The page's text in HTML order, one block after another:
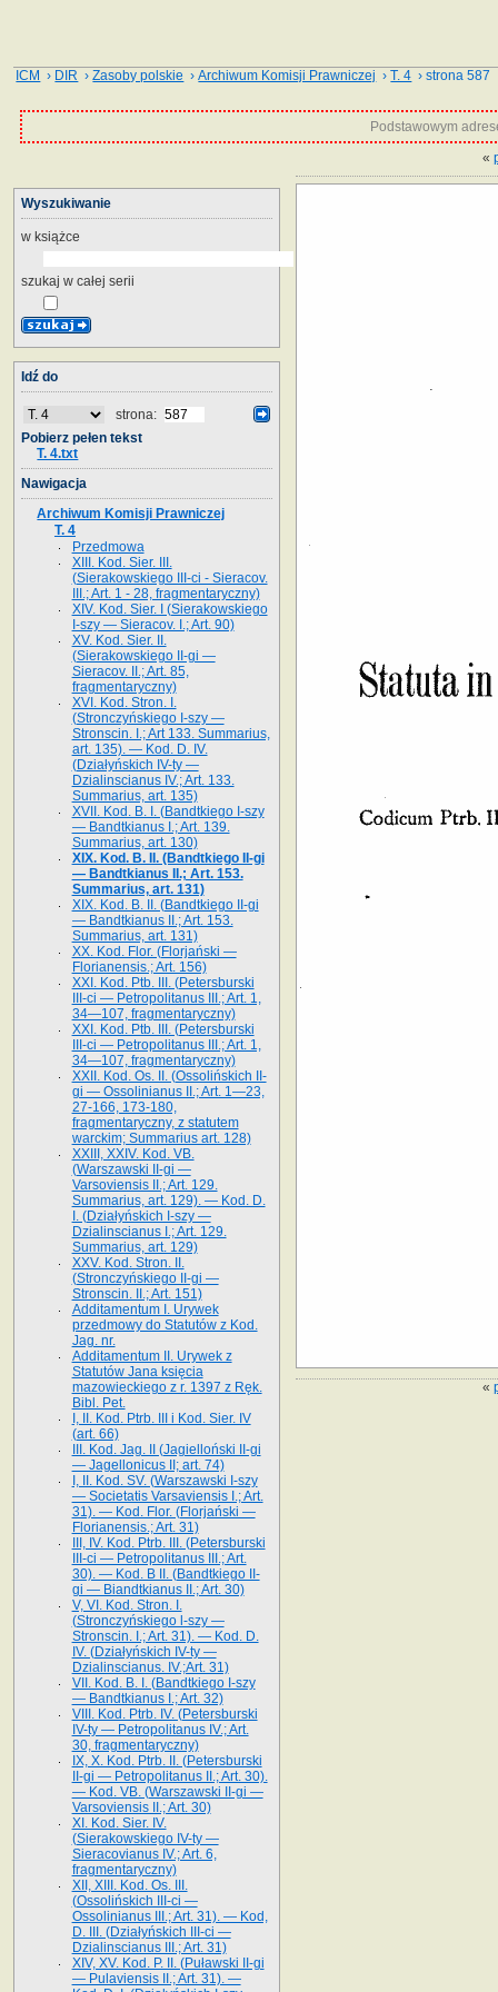
ICM › DIR ›Zasoby polskie ›Archiwum Komisji Prawniczej ›T. 4 › strona 587
Podstawowym
«
«
Wyszukiwanie
w książce
szukaj w całej serii
Idź do
strona:
Pobierz pełen tekst
T. 4.txt
Nawigacja
Archiwum Komisji Prawniczej
T. 4
Przedmowa
XIII. Kod. Sier. III.
(Sierakowskiego III-ci - Sieracov.
III.; Art. 1 - 28, fragmentaryczny)
XIV. Kod. Sier. I (Sierakowskiego
I-szy — Sieracov. I.; Art. 90)
XV. Kod. Sier. II.
(Sierakowskiego II-gi —
Sieracov. II.; Art. 85,
fragmentaryczny)
XVI. Kod. Stron. I.
(Stronczyńskiego I-szy —
Stronscin. I.; Art 133. Summarius,
art. 135). — Kod. D. IV.
(Działyńskich IV-ty —
Dzialinscianus IV.; Art. 133.
Summarius, art. 135)
XVII. Kod. B. I. (Bandtkiego I-szy
— Bandtkianus I.; Art. 139.
Summarius, art. 130)
XIX. Kod. B. II. (Bandtkiego II-gi
— Bandtkianus II.; Art. 153.
Summarius, art. 131)
XIX. Kod. B. II. (Bandtkiego II-gi
— Bandtkianus II.; Art. 153.
Summarius, art. 131)
XX. Kod. Flor. (Florjański —
Florianensis.; Art. 156)
XXI. Kod. Ptb. III. (Petersburski
III-ci — Petropolitanus III.; Art. 1,
34—107, fragmentaryczny)
XXI. Kod. Ptb. III. (Petersburski
III-ci — Petropolitanus III.; Art. 1,
34—107, fragmentaryczny)
XXII. Kod. Os. II. (Ossolińskich II-
gi — Ossolinianus II.; Art. 1—23,
27-166, 173-180,
fragmentaryczny, z statutem
warckim; Summarius art. 128)
XXIII, XXIV. Kod. VB.
(Warszawski II-gi —
Varsoviensis II.; Art. 129.
Summarius, art. 129). — Kod. D.
I. (Działyńskich I-szy —
Dzialinscianus I.; Art. 129.
Summarius, art. 129)
XXV. Kod. Stron. II.
(Stronczyńskiego II-gi —
Stronscin. II.; Art. 151)
Additamentum I. Urywek
przedmowy do Statutów z Kod.
Jag. nr.
Additamentum II. Urywek z
Statutów Jana księcia
mazowieckiego z r. 1397 z Ręk.
Bibl. Pet.
I, II. Kod. Ptrb. III i Kod. Sier. IV
(art. 66)
III. Kod. Jag. II (Jagielloński II-gi
— Jagellonicus II; art. 74)
I, II. Kod. SV. (Warszawski I-szy
— Societatis Varsaviensis I.; Art.
31). — Kod. Flor. (Florjański —
Florianensis.; Art. 31)
III, IV. Kod. Ptrb. III. (Petersburski
III-ci — Petropolitanus III.; Art.
30). — Kod. B II. (Bandtkiego II-
gi — Biandtkianus II.; Art. 30)
V, VI. Kod. Stron. I.
(Stronczyńskiego l-szy —
Stronscin. I.; Art. 31). — Kod. D.
IV. (Działyńskich IV-ty —
Dzialinscianus. IV.;Art. 31)
VII. Kod. B. I. (Bandtkiego I-szy
— Bandtkianus I.; Art. 32)
VIII. Kod. Ptrb. IV. (Petersburski
IV-ty — Petropolitanus IV.; Art.
30, fragmentaryczny)
IX, X. Kod. Ptrb. II. (Petersburski
II-gi — Petropolitanus II.; Art. 30).
— Kod. VB. (Warszawski II-gi —
Varsoviensis II.; Art. 30)
XI. Kod. Sier. IV.
(Sierakowskiego IV-ty —
Sieracovianus IV.; Art. 6,
fragmentaryczny)
XII, XIII. Kod. Os. III.
(Ossolińskich III-ci —
Ossolinianus III.; Art. 31). — Kod,
D. III. (Działyńskich III-ci —
Dzialinscianus III.; Art. 31)
XIV, XV. Kod. P. II. (Puławski II-gi
— Pulaviensis II.; Art. 31). —